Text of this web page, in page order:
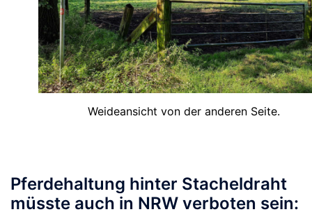
Weideansicht von der anderen Seite.
Pferdehaltung hinter Stacheldraht
müsste auch in NRW verboten sein: